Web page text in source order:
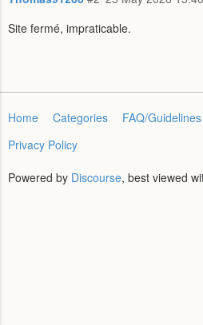
Site fermé, impraticable.
Home Categories FAQ/Guidelines
Privacy Policy
Powered by Discourse, best viewed